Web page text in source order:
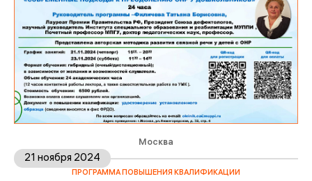
Москва
21 ноября 2024
ПРОГРАММА ПОВЫШЕНИЯ КВАЛИФИКАЦИИ